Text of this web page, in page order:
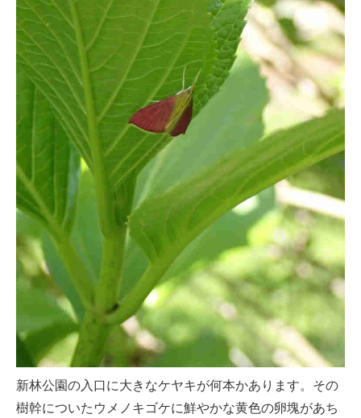
新林公園の入口に大きなケヤキが何本かあります。その
樹幹についたウメノキゴケに鮮やかな黄色の卵塊があち